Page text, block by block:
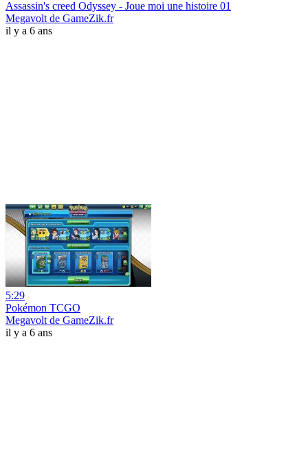
Assassin's creed Odyssey - Joue moi une histoire 01
Megavolt de GameZik.fr
il y a 6 ans
5:29
Pokémon TCGO
Megavolt de GameZik.fr
il y a 6 ans